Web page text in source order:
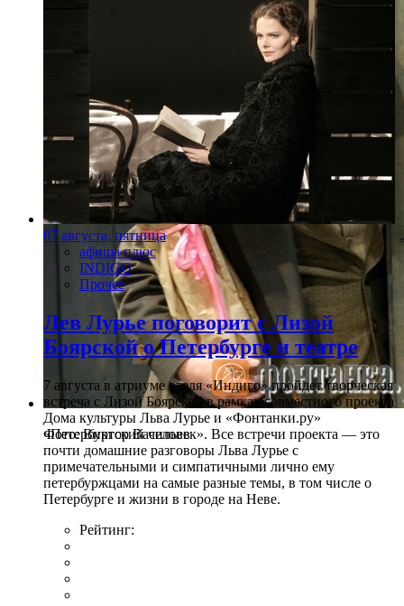
Фото: Виктор Васильев
07 августа, пятница
афиша плюс
INDIGO
Прочее
Лев Лурье поговорит с Лизой
Боярской о Петербурге и театре
7 августа в атриуме отеля «Индиго» пройдет творческая
встреча с Лизой Боярской в рамках совместного проекта
Дома культуры Льва Лурье и «Фонтанки.ру»
«Петербургский человек». Все встречи проекта — это
почти домашние разговоры Льва Лурье с
примечательными и симпатичными лично ему
петербуржцами на самые разные темы, в том числе о
Петербурге и жизни в городе на Неве.
Рейтинг: